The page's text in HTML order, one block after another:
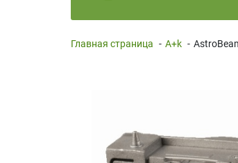
Главная страница - A+k -